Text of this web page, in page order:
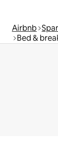
Airbnb
Bed &